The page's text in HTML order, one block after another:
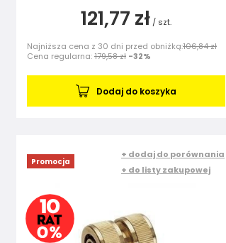
121,77 zł / szt.
Najniższa cena z 30 dni przed obniżką:106,84 zł
Cena regularna:179,58 zł -32%
Dodaj do koszyka
Promocja
+ dodaj do porównania
+ do listy zakupowej